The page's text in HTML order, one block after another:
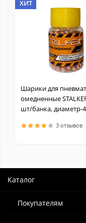
ХИТ
Шарики для
омедненные
шт/банка, диаметр-
3 отзывов
Каталог
Покупателям